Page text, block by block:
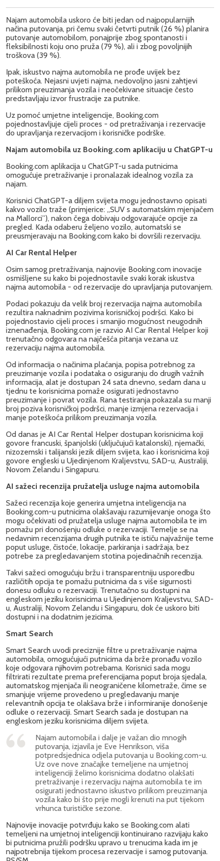
Najam automobila uskoro će biti jedan od najpopularnijih
načina putovanja, pri čemu svaki četvrti putnik (26 %) planira
putovanje automobilom, ponajprije zbog spontanosti i
fleksibilnosti koju ono pruža (79 %), ali i zbog povoljnijih
troškova (39 %).
Ipak, iskustvo najma automobila ne prođe uvijek bez
poteškoća. Nejasni uvjeti najma, nedovoljno jasni zahtjevi
prilikom preuzimanja vozila i neočekivane situacije često
predstavljaju izvor frustracije za putnike.
Uz pomoć umjetne inteligencije, Booking.com
pojednostavljuje cijeli proces - od pretraživanja i rezervacije
do upravljanja rezervacijom i korisničke podrške.
Najam automobila uz Booking.com aplikaciju u ChatGPT-u
Booking.com aplikacija u ChatGPT-u sada putnicima
omogućuje pretraživanje i pronalazak idealnog vozila za
najam.
Korisnici ChatGPT-a diljem svijeta mogu jednostavno opisati
kakvo vozilo traže (primjerice: „SUV s automatskim mjenjačem
na Mallorci”), nakon čega dobivaju odgovarajuće opcije za
pregled. Kada odaberu željeno vozilo, automatski se
preusmjeravaju na Booking.com kako bi dovršili rezervaciju.
AI Car Rental Helper
Osim samog pretraživanja, najnovije Booking.com inovacije
osmišljene su kako bi pojednostavile svaki korak iskustva
najma automobila - od rezervacije do upravljanja putovanjem.
Podaci pokazuju da velik broj rezervacija najma automobila
rezultira naknadnim pozivima korisničkoj podršci. Kako bi
pojednostavio cijeli proces i smanjio mogućnost neugodnih
iznenađenja, Booking.com je razvio AI Car Rental Helper koji
trenutačno odgovara na najčešća pitanja vezana uz
rezervaciju najma automobila.
Od informacija o načinima plaćanja, popisa potrebnog za
preuzimanje vozila i podataka o osiguranju do drugih važnih
informacija, alat je dostupan 24 sata dnevno, sedam dana u
tjednu te korisnicima pomaže osigurati jednostavno
preuzimanje i povrat vozila. Rana testiranja pokazala su manji
broj poziva korisničkoj podršci, manje izmjena rezervacija i
manje poteškoća prilikom preuzimanja vozila.
Od danas je AI Car Rental Helper dostupan korisnicima koji
govore francuski, španjolski (uključujući katalonski), njemački,
nizozemski i talijanski jezik diljem svijeta, kao i korisnicima koji
govore engleski u Ujedinjenom Kraljevstvu, SAD-u, Australiji,
Novom Zelandu i Singapuru.
AI sažeci recenzija pružatelja usluge najma automobila
Sažeci recenzija koje generira umjetna inteligencija na
Booking.com-u putnicima olakšavaju razumijevanje onoga što
mogu očekivati od pružatelja usluge najma automobila te im
pomažu pri donošenju odluke o rezervaciji. Temelje se na
nedavnim recenzijama drugih putnika te ističu najvažnije teme
poput usluge, čistoće, lokacije, parkiranja i sadržaja, bez
potrebe za pregledavanjem stotina pojedinačnih recenzija.
Takvi sažeci omogućuju bržu i transparentniju usporedbu
različitih opcija te pomažu putnicima da s više sigurnosti
donesu odluku o rezervaciji. Trenutačno su dostupni na
engleskom jeziku korisnicima u Ujedinjenom Kraljevstvu, SAD-
u, Australiji, Novom Zelandu i Singapuru, dok će uskoro biti
dostupni i na dodatnim jezicima.
Smart Search
Smart Search uvodi preciznije filtre u pretraživanje najma
automobila, omogućujući putnicima da brže pronađu vozilo
koje odgovara njihovim potrebama. Korisnici sada mogu
filtrirati rezultate prema preferencijama poput broja sjedala,
automatskog mjenjača ili neograničene kilometraže, čime se
smanjuje vrijeme provedeno u pregledavanju manje
relevantnih opcija te olakšava brže i informiranije donošenje
odluke o rezervaciji. Smart Search sada je dostupan na
engleskom jeziku korisnicima diljem svijeta.
Najam automobila i dalje je važan dio mnogih
putovanja, izjavila je Eve Henrikson, viša
potpredsjednica odjela putovanja u Booking.com-u.
Uz ove nove značajke temeljene na umjetnoj
inteligenciji želimo korisnicima dodatno olakšati
pretraživanje i rezervaciju najma automobila te im
osigurati jednostavno iskustvo prilikom preuzimanja
vozila kako bi što prije mogli krenuti na put tijekom
vrhunca turističke sezone.
Najnovije inovacije potvrđuju kako se Booking.com alati
temeljeni na umjetnoj inteligenciji kontinuirano razvijaju kako
bi putnicima pružili podršku upravo u trenucima kada im je
najpotrebnija tijekom procesa rezervacije i samog putovanja.